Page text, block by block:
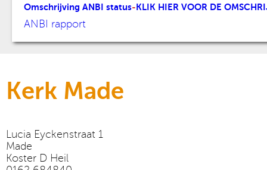
Omschrijving ANBI status-KLIK HIER VOOR DE
ANBI rapport
Kerk Made
Lucia Eyckenstraat 1
Made
Koster D Heil